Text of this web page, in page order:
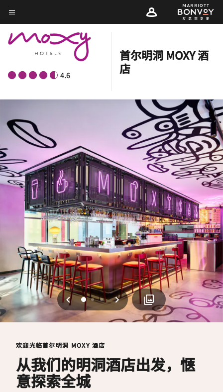
Skip
to
main
content
菜单文本
4.6
首尔明洞 MOXY 酒
店
上一页
012 下一页
欢迎光临首尔明洞 MOXY 酒店
从我们的明洞酒店出发，惬
意探索全城